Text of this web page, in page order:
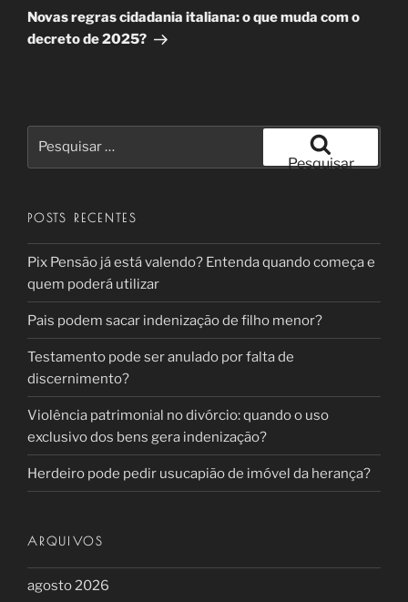
post
Novas regras cidadania italiana: o que muda com o
decreto de 2025?
Pesquisar
POSTS RECENTES
Pix Pensão já está valendo? Entenda quando começa e
quem poderá utilizar
Pais podem sacar indenização de filho menor?
Testamento pode ser anulado por falta de
discernimento?
Violência patrimonial no divórcio: quando o uso
exclusivo dos bens gera indenização?
Herdeiro pode pedir usucapião de imóvel da herança?
ARQUIVOS
agosto 2026